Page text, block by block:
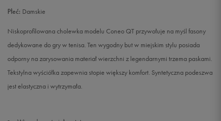
40 25 cm Powiadom o dostępności
40 2/3 25,5 cm
41 1/3 26 cm
Płeć: Damskie
Niskoprofilowana cholewka modelu Coneo QT przywołuje na myśl fasony
dedykowane do gry w tenisa. Ten wygodny but w miejskim stylu posiada
odporny na zarysowania materiał wierzchni z legendarnymi trzema paskami.
Tekstylna wyściółka zapewnia stopie większy komfort. Syntetyczna podeszwa
jest elastyczna i wytrzymała.